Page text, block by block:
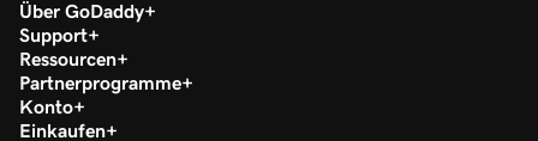
Über GoDaddy
Support
Ressourcen
Partnerprogramme
Konto
Einkaufen